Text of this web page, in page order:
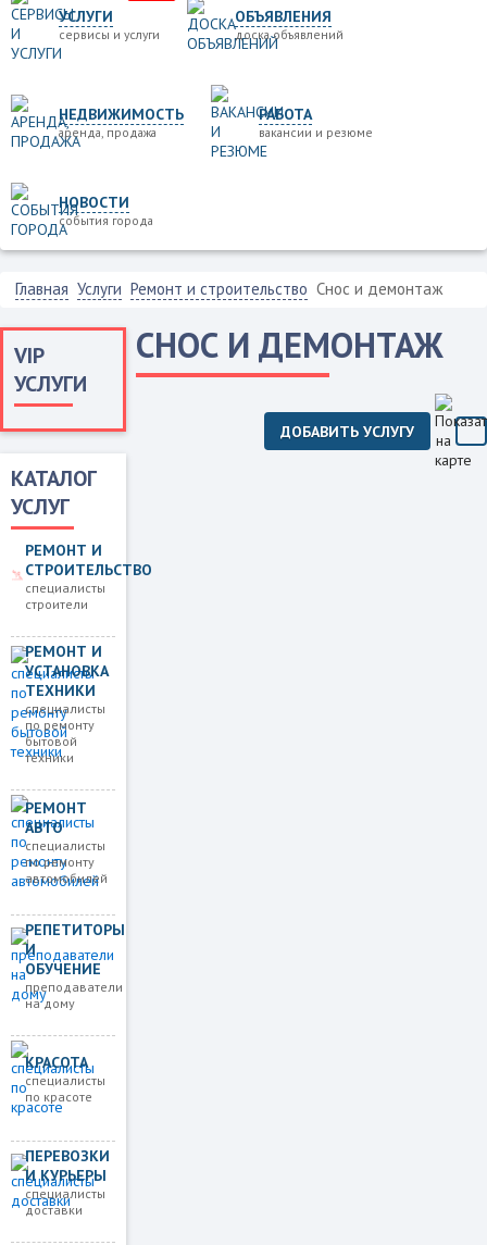
УСЛУГИ
сервисы и услуги
ОБЪЯВЛЕНИЯ
доска объявлений
НЕДВИЖИМОСТЬ
аренда, продажа
РАБОТА
вакансии и резюме
НОВОСТИ
события города
Главная Услуги Ремонт и строительство Снос и демонтаж
VIP
УСЛУГИ
КАТАЛОГ
УСЛУГ
РЕМОНТ И
СТРОИТЕЛЬСТВО
специалисты
строители
РЕМОНТ И
УСТАНОВКА
ТЕХНИКИ
специалисты
по ремонту
бытовой
техники
РЕМОНТ
АВТО
специалисты
по ремонту
автомобилей
РЕПЕТИТОРЫ
И
ОБУЧЕНИЕ
преподаватели
на дому
КРАСОТА
специалисты
по красоте
ПЕРЕВОЗКИ
И КУРЬЕРЫ
специалисты
доставки
СНОС И ДЕМОНТАЖ
ДОБАВИТЬ УСЛУГУ